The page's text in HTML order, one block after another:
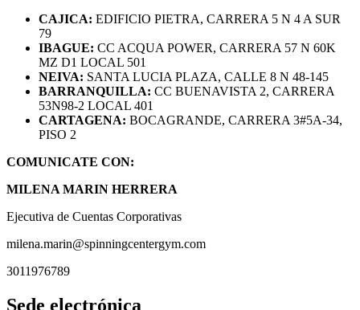
CAJICA: EDIFICIO PIETRA, CARRERA 5 N 4 A SUR
79
IBAGUE: CC ACQUA POWER, CARRERA 57 N 60K
MZ D1 LOCAL 501
NEIVA: SANTA LUCIA PLAZA, CALLE 8 N 48-145
BARRANQUILLA: CC BUENAVISTA 2, CARRERA
53N98-2 LOCAL 401
CARTAGENA: BOCAGRANDE, CARRERA 3#5A-34,
PISO 2
COMUNICATE CON:
MILENA MARIN HERRERA
Ejecutiva de Cuentas Corporativas
milena.marin@spinningcentergym.com
3011976789
Sede electrónica